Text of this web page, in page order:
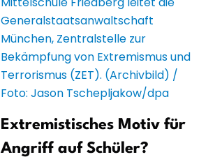
Extremistisches Motiv für
Angriff auf Schüler?